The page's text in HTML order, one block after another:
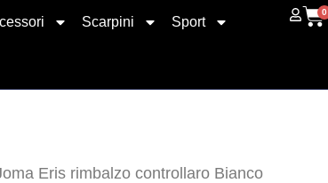
Scarpini Sport
0
Eris rimbalzo controllaro Bianco